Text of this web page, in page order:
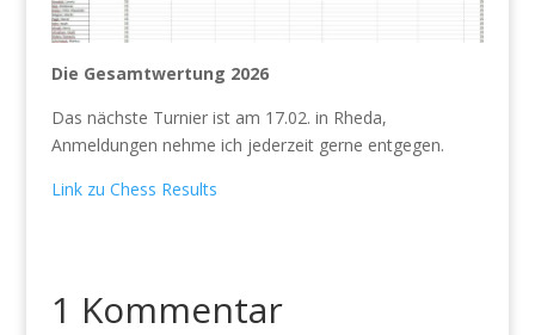
Die Gesamtwertung 2026
Das nächste Turnier ist am 17.02. in Rheda,
Anmeldungen nehme ich jederzeit gerne entgegen.
Link zu Chess Results
1 Kommentar